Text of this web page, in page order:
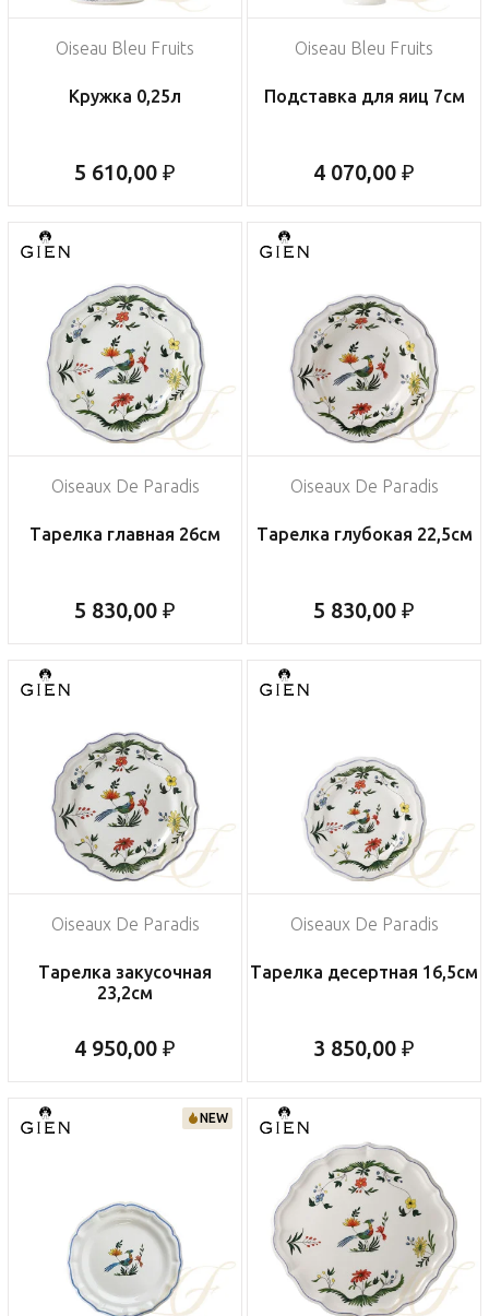
Oiseau Bleu Fruits
Кружка 0,25л
5 610,00 ₽
Oiseau Bleu Fruits
Подставка для яиц 7см
4 070,00 ₽
Oiseaux De Paradis
Тарелка главная 26см
5 830,00 ₽
Oiseaux De Paradis
Тарелка глубокая 22,5см
5 830,00 ₽
Oiseaux De Paradis
Тарелка закусочная
23,2см
4 950,00 ₽
Oiseaux De Paradis
Тарелка десертная 16,5см
3 850,00 ₽
NEW